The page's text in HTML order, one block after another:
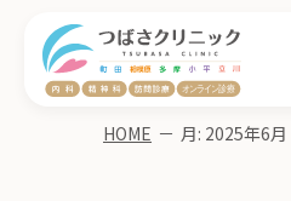
HOME － 月: 2025年6月